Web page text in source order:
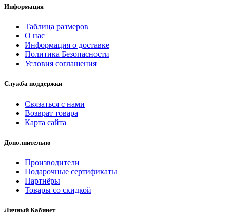
Информация
Таблица размеров
О нас
Информация о доставке
Политика Безопасности
Условия соглашения
Служба поддержки
Связаться с нами
Возврат товара
Карта сайта
Дополнительно
Производители
Подарочные сертификаты
Партнёры
Товары со скидкой
Личный Кабинет